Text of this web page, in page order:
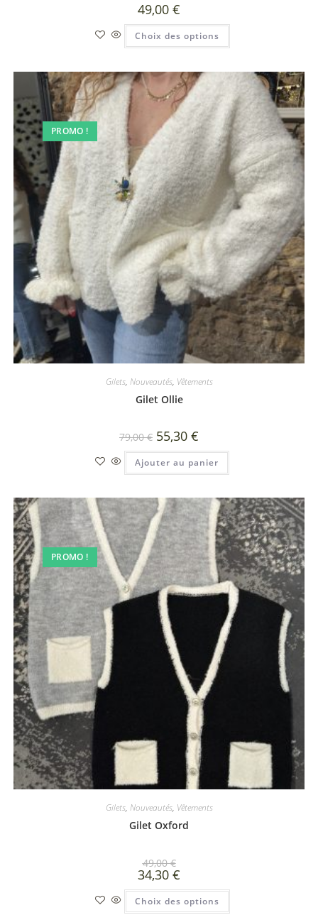
49,00 €
Choix des options
PROMO !
Gilets, Nouveautés, Vêtements
Gilet Ollie
79,00€ 55,30 €
Ajouter au panier
PROMO !
Gilets, Nouveautés, Vêtements
Gilet Oxford
49,00€
34,30 €
Choix des options